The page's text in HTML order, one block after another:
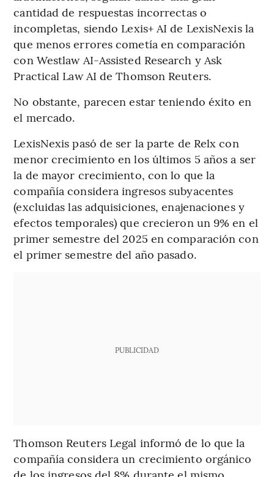
cantidad de respuestas incorrectas o
incompletas, siendo Lexis+ AI de LexisNexis la
que menos errores cometía en comparación
con Westlaw AI-Assisted Research y Ask
Practical Law AI de Thomson Reuters.
No obstante, parecen estar teniendo éxito en
el mercado.
LexisNexis pasó de ser la parte de Relx con
menor crecimiento en los últimos 5 años a ser
la de mayor crecimiento, con lo que la
compañía considera ingresos subyacentes
(excluidas las adquisiciones, enajenaciones y
efectos temporales) que crecieron un 9% en el
primer semestre del 2025 en comparación con
el primer semestre del año pasado.
PUBLICIDAD
Thomson Reuters Legal informó de lo que la
compañía considera un crecimiento orgánico